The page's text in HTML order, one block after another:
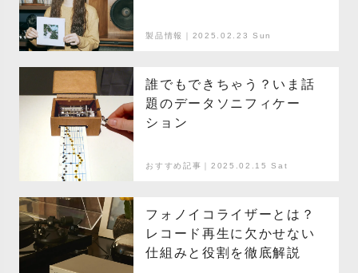
カートリッジ
@QUATTRO LABO編
製品情報｜2025.02.23 Sun
誰でもできちゃう？いま話
題のデータソニフィケー
ション
おすすめ記事｜2025.02.15 Sat
フォノイコライザーとは？
レコード再生に欠かせない
仕組みと役割を徹底解説